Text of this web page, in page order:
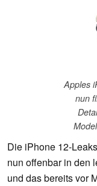
Apples
nun
Die iPhone 12-
nun offenbar in den
und das bereits vor